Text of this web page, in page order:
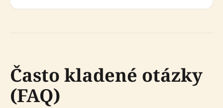
Často kladené otázky
(FAQ)